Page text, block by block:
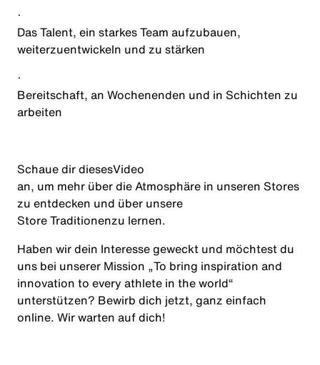
·
Das Talent, ein starkes Team aufzubauen,
weiterzuentwickeln und zu stärken
·
Bereitschaft, an Wochenenden und in Schichten zu
arbeiten
Schaue dir diesesVideo
an, um mehr über die Atmosphäre in unseren Stores
zu entdecken und über unsere
Store Traditionenzu lernen.
Haben wir dein Interesse geweckt und möchtest du
uns bei unserer Mission „To bring inspiration and
innovation to every athlete in the world“
unterstützen? Bewirb dich jetzt, ganz einfach
online. Wir warten auf dich!